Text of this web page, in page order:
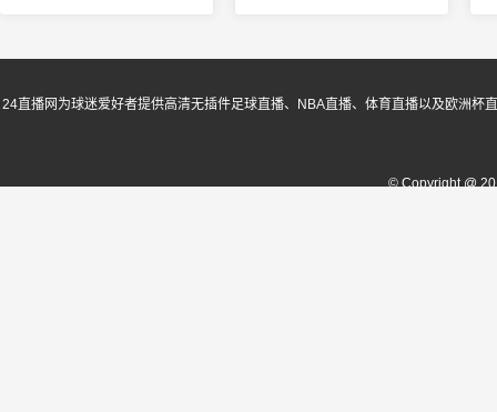
24直播网为球迷爱好者提供高清无插件足球直播、NBA直播、体育直播以及欧洲
© Copyright @